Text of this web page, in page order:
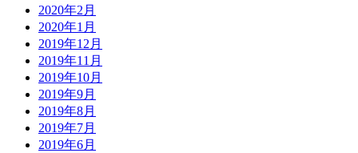
2020年2月
2020年1月
2019年12月
2019年11月
2019年10月
2019年9月
2019年8月
2019年7月
2019年6月